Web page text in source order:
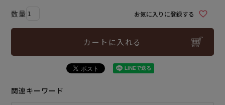
お気に入りに登録する
カートに入れる
関連キーワード